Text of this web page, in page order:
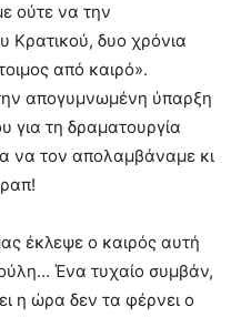
ούτε να την
Κρατικού, δυο χρόνια
από καιρό».
απογυμνωμένη ύπαρξη
για τη δραματουργία
να τον απολαμβάναμε κι
έκλεψε ο καιρός αυτή
Ένα τυχαίο συμβάν,
η ώρα δεν τα φέρνει ο